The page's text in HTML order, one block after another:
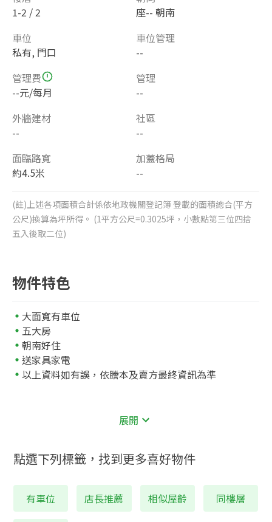
1-2 / 2
座-- 朝南
車位
私有, 門口
車位管理
--
管理費
--元/每月
管理
--
外牆建材
--
社區
--
面臨路寬
約4.5米
加蓋格局
--
(註)上述各項面積合計係依地政機關登記簿 登載的面積總合(平方
公尺)換算為坪所得。 (1平方公尺=0.3025坪，小數點第三位四捨
五入後取二位)
物件特色
大面寬有車位
五大房
朝南好住
送家具家電
以上資料如有誤，依謄本及賣方最終資訊為準
展開
點選下列標籤，找到更多喜好物件
有車位 店長推薦 相似屋齡 同樓層